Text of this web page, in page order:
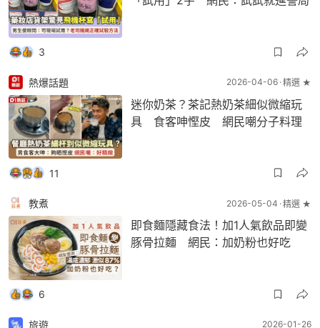
3
熱爆話題 2026-04-06 精選 ★
迷你奶茶？茶記熱奶茶細似微縮玩
具 食客呻慳皮 網民嘲分子料理
11
教煮 2026-05-04 精選 ★
即食麵隱藏食法！加1人氣飲品即變
豚骨拉麵 網民：加奶粉也好吃
6
旅遊 2026-01-26